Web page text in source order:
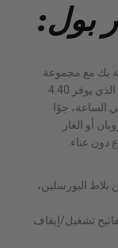
بول:
بك مع مجموعة
ميزات النار الشاملة من بول. يضمن نطاقنا، الذي يوفر 4.40
كيلو واط في الساعة، جوًا
أو الغاز
دون عناء.
بلاط البورسلين،
تشغيل/إيقاف